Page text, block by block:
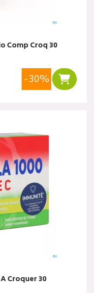
Comp Croq 30
-30%
Croquer 30